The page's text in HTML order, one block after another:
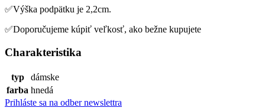
✅Výška podpätku je 2,2cm.
✅Doporučujeme kúpiť veľkosť, ako bežne kupujete
Charakteristika
typ
dámske
farba hnedá
Prihláste sa na odber newslettra